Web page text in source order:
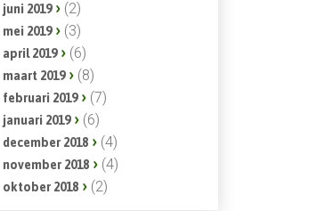
juni 2019 (2)
mei 2019 (3)
april 2019 (6)
maart 2019 (8)
februari 2019 (7)
januari 2019 (6)
december 2018 (4)
november 2018 (4)
oktober 2018 (2)